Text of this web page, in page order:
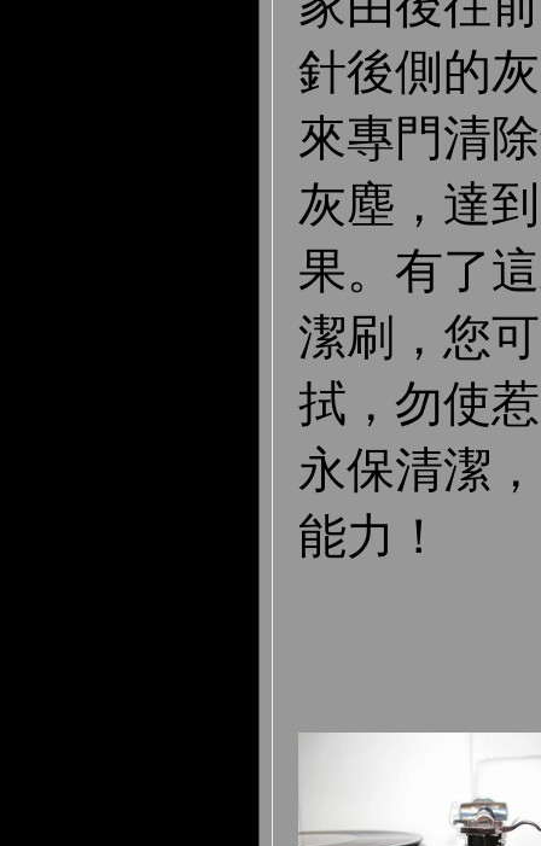
針後側的
來專門清
灰塵，達
果。有了
潔刷，您
拭，勿使
永保清潔
能力！